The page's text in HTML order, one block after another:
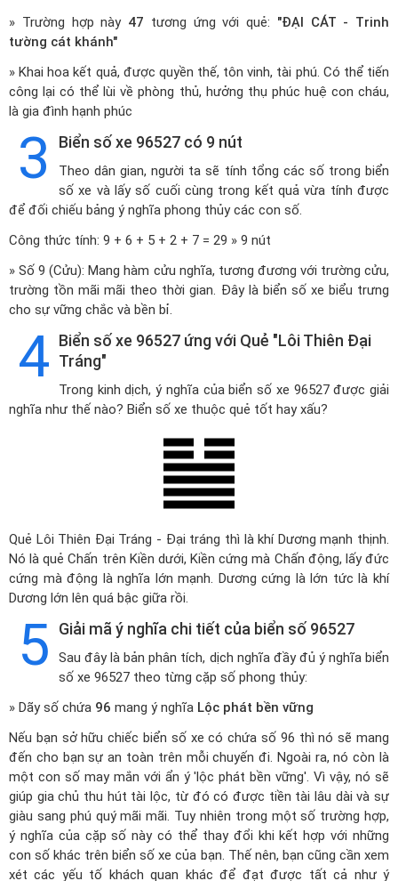
» Trường hợp này 47 tương ứng với quẻ: "ĐẠI CÁT - Trinh
tường cát khánh"
» Khai hoa kết quả, được quyền thế, tôn vinh, tài phú. Có thể tiến
công lại có thể lùi về phòng thủ, hưởng thụ phúc huệ con cháu,
là gia đình hạnh phúc
3 Biển số xe 96527 có 9 nút
Theo dân gian, người ta sẽ tính tổng các số trong biển
số xe và lấy số cuối cùng trong kết quả vừa tính được
để đối chiếu bảng ý nghĩa phong thủy các con số.
Công thức tính: 9 + 6 + 5 + 2 + 7 = 29 » 9 nút
» Số 9 (Cửu): Mang hàm cửu nghĩa, tương đương với trường cửu,
trường tồn mãi mãi theo thời gian. Đây là biển số xe biểu trưng
cho sự vững chắc và bền bỉ.
4 Biển số xe 96527 ứng với Quẻ "Lôi Thiên Đại
Tráng"
Trong kinh dịch, ý nghĩa của biển số xe 96527 được giải
nghĩa như thế nào? Biển số xe thuộc quẻ tốt hay xấu?
Quẻ Lôi Thiên Đại Tráng - Đại tráng thì là khí Dương mạnh thịnh.
Nó là quẻ Chấn trên Kiền dưới, Kiền cứng mà Chấn động, lấy đức
cứng mà động là nghĩa lớn mạnh. Dương cứng là lớn tức là khí
Dương lớn lên quá bậc giữa rồi.
5 Giải mã ý nghĩa chi tiết của biển số 96527
Sau đây là bản phân tích, dịch nghĩa đầy đủ ý nghĩa biển
số xe 96527 theo từng cặp số phong thủy:
» Dãy số chứa 96 mang ý nghĩa Lộc phát bền vững
Nếu bạn sở hữu chiếc biển số xe có chứa số 96 thì nó sẽ mang
đến cho bạn sự an toàn trên mỗi chuyến đi. Ngoài ra, nó còn là
một con số may mắn với ẩn ý 'lộc phát bền vững'. Vì vậy, nó sẽ
giúp gia chủ thu hút tài lộc, từ đó có được tiền tài lâu dài và sự
giàu sang phú quý mãi mãi. Tuy nhiên trong một số trường hợp,
ý nghĩa của cặp số này có thể thay đổi khi kết hợp với những
con số khác trên biển số xe của bạn. Thế nên, bạn cũng cần xem
xét các yếu tố khách quan khác để đạt được tất cả như ý